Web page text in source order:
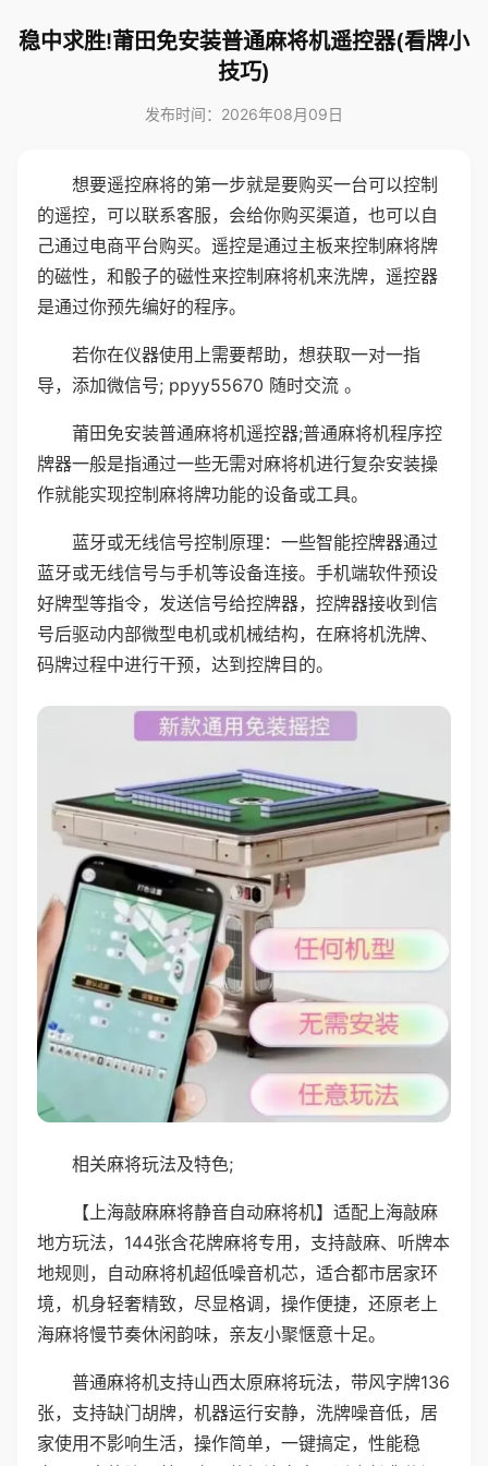
稳中求胜!莆田免安装普通麻将机遥控器(看牌小
技巧)
发布时间：2026年08月09日
想要遥控麻将的第一步就是要购买一台可以控制
的遥控，可以联系客服，会给你购买渠道，也可以自
己通过电商平台购买。遥控是通过主板来控制麻将牌
的磁性，和骰子的磁性来控制麻将机来洗牌，遥控器
是通过你预先编好的程序。
若你在仪器使用上需要帮助，想获取一对一指
导，添加微信号; ppyy55670 随时交流 。
莆田免安装普通麻将机遥控器;普通麻将机程序控
牌器一般是指通过一些无需对麻将机进行复杂安装操
作就能实现控制麻将牌功能的设备或工具。
蓝牙或无线信号控制原理：一些智能控牌器通过
蓝牙或无线信号与手机等设备连接。手机端软件预设
好牌型等指令，发送信号给控牌器，控牌器接收到信
号后驱动内部微型电机或机械结构，在麻将机洗牌、
码牌过程中进行干预，达到控牌目的。
相关麻将玩法及特色;
【上海敲麻麻将静音自动麻将机】适配上海敲麻
地方玩法，144张含花牌麻将专用，支持敲麻、听牌本
地规则，自动麻将机超低噪音机芯，适合都市居家环
境，机身轻奢精致，尽显格调，操作便捷，还原老上
海麻将慢节奏休闲韵味，亲友小聚惬意十足。
普通麻将机支持山西太原麻将玩法，带风字牌136
张，支持缺门胡牌，机器运行安静，洗牌噪音低，居
家使用不影响生活，操作简单，一键搞定，性能稳